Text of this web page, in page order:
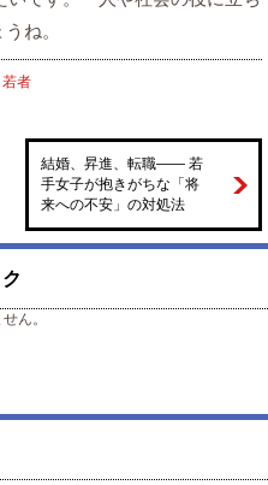
ね。
若者
結婚、昇進、転職―― 若
手女子が抱きがちな「将
来への不安」の対処法
ん。